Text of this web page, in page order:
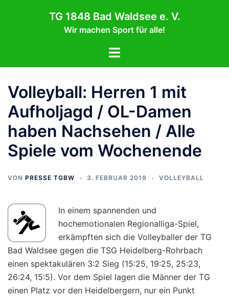
TG 1848 Bad Waldsee e. V.
Wir machen Sport für alle!
Menü
Volleyball: Herren 1 mit
Aufholjagd / OL-Damen
haben Nachsehen / Alle
Spiele vom Wochenende
VON PRESSE TGBW 3. FEBRUAR 2019 VOLLEYBALL
In einem spannenden und
hochemotionalen Regionalliga-Spiel,
erkämpften sich die Volleyballer der TG
Bad Waldsee gegen die TSG Heidelberg-Rohrbach
einen spektakulären 3:2 Sieg (15:25, 19:25, 25:23,
26:24, 15:5). Vor dem Spiel lagen die Männer der TG
einen Platz vor den Heidelbergern, nur ein Punkt